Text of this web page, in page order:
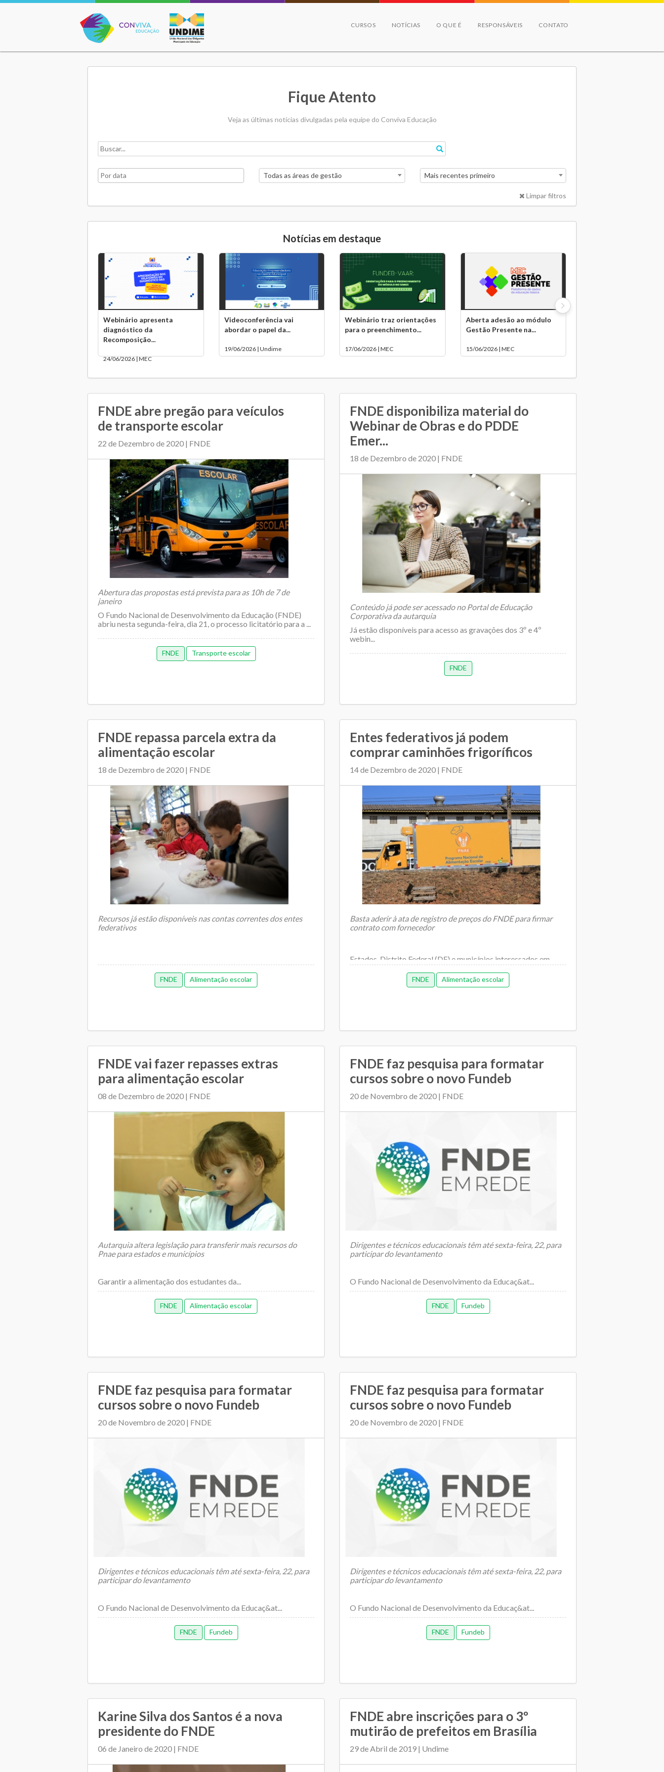
Conviva Educação
CURSOS NOTÍCIAS O QUE É RESPONSÁVEIS CONTATO
Fique Atento
Veja as últimas notícias divulgadas pela equipe do Conviva Educação
Todas as áreas de gestão Mais recentes primeiro
Limpar filtros
Notícias em destaque
Webinário apresenta
diagnóstico da
Recomposição...
24/06/2026 | MEC
Videoconferência vai
abordar o papel da...
19/06/2026 | Undime
Webinário traz orientações
para o preenchimento...
17/06/2026 | MEC
Aberta adesão ao módulo
Gestão Presente na...
15/06/2026 | MEC
FNDE abre pregão para veículos
de transporte escolar
22 de Dezembro de 2020 | FNDE
Abertura das propostas está prevista para as 10h de 7 de
janeiro
O Fundo Nacional de Desenvolvimento da Educação (FNDE)
abriu nesta segunda-feira, dia 21, o processo licitatório para a ...
FNDE Transporte escolar
FNDE disponibiliza material do
Webinar de Obras e do PDDE
Emer...
18 de Dezembro de 2020 | FNDE
Conteúdo já pode ser acessado no Portal de Educação
Corporativa da autarquia
Já estão disponíveis para acesso as gravações dos 3º e 4º
webin...
FNDE
FNDE repassa parcela extra da
alimentação escolar
18 de Dezembro de 2020 | FNDE
Recursos já estão disponíveis nas contas correntes dos entes
federativos
O Fundo Nacional de Desenvolvimento da Educação (FNDE)
repassou, nesta semana, a pr...
FNDE Alimentação escolar
Entes federativos já podem
comprar caminhões frigoríficos
14 de Dezembro de 2020 | FNDE
Basta aderir à ata de registro de preços do FNDE para firmar
contrato com fornecedor
Estados, Distrito Federal (DF) e municípios interessados em
adquirir caminhões frigor&...
FNDE Alimentação escolar
FNDE vai fazer repasses extras
para alimentação escolar
08 de Dezembro de 2020 | FNDE
Autarquia altera legislação para transferir mais recursos do
Pnae para estados e municípios
Garantir a alimentação dos estudantes da...
FNDE Alimentação escolar
FNDE faz pesquisa para formatar
cursos sobre o novo Fundeb
20 de Novembro de 2020 | FNDE
Dirigentes e técnicos educacionais têm até sexta-feira, 22, para
participar do levantamento
O Fundo Nacional de Desenvolvimento da Educaç&at...
FNDE Fundeb
FNDE faz pesquisa para formatar
cursos sobre o novo Fundeb
20 de Novembro de 2020 | FNDE
Dirigentes e técnicos educacionais têm até sexta-feira, 22, para
participar do levantamento
O Fundo Nacional de Desenvolvimento da Educaç&at...
FNDE Fundeb
FNDE faz pesquisa para formatar
cursos sobre o novo Fundeb
20 de Novembro de 2020 | FNDE
Dirigentes e técnicos educacionais têm até sexta-feira, 22, para
participar do levantamento
O Fundo Nacional de Desenvolvimento da Educaç&at...
FNDE Fundeb
Karine Silva dos Santos é a nova
presidente do FNDE
06 de Janeiro de 2020 | FNDE
FNDE abre inscrições para o 3º
mutirão de prefeitos em Brasília
29 de Abril de 2019 | Undime